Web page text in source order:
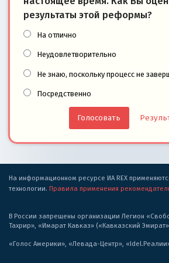
результаты этой реформы?
На отлично
Неудовлетворительно
Не знаю, поскольку процесс не
Посредственно
На информационном ресурсе ИА REX
технологии. Правила применения
В России запрещены организации Легион
Тахрир», «Имарат Кавказ» («Кавказский
«Голос Америки», «Левада-Центр»,